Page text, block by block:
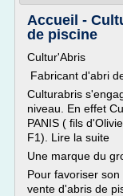
Accueil -
de piscine
Cultur'Abris
Fabricant d'abri
Culturabris
niveau. En effet
PANIS ( fils
F1). Lire la suite
Une marque du
Pour favoriser
vente d'abris de